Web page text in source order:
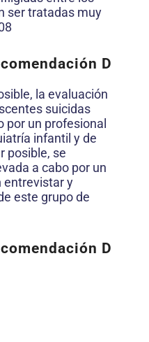
ser tratadas muy
D
la evaluación
suicidas
por un profesional
infantil y de
posible, se
a cabo por un
entrevistar y
este grupo de
D